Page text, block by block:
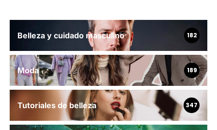
Belleza y cuidado masculino 182
Moda 189
Tutoriales de belleza 347